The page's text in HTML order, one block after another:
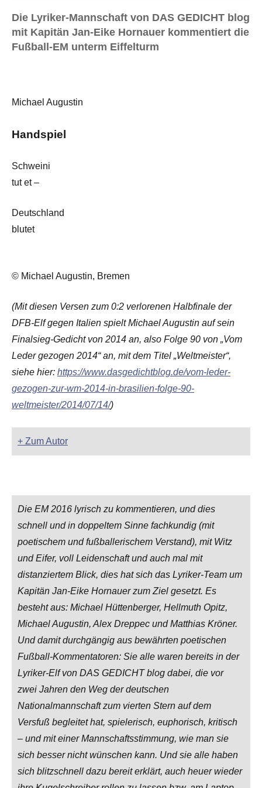
Die Lyriker-Mannschaft von DAS GEDICHT blog
mit Kapitän Jan-Eike Hornauer kommentiert die
Fußball-EM unterm Eiffelturm
Michael Augustin
Handspiel
Schweini
tut et –
Deutschland
blutet
© Michael Augustin, Bremen
(Mit diesen Versen zum 0:2 verlorenen Halbfinale der
DFB-Elf gegen Italien spielt Michael Augustin auf sein
Finalsieg-Gedicht von 2014 an, also Folge 90 von „Vom
Leder gezogen 2014“ an, mit dem Titel „Weltmeister“,
siehe hier: https://www.dasgedichtblog.de/vom-leder-
gezogen-zur-wm-2014-in-brasilien-folge-90-
weltmeister/2014/07/14/)
+ Zum Autor
Die EM 2016 lyrisch zu kommentieren, und dies
schnell und in doppeltem Sinne fachkundig (mit
poetischem und fußballerischem Verstand), mit Witz
und Eifer, voll Leidenschaft und auch mal mit
distanziertem Blick, dies hat sich das Lyriker-Team um
Kapitän Jan-Eike Hornauer zum Ziel gesetzt. Es
besteht aus: Michael Hüttenberger, Hellmuth Opitz,
Michael Augustin, Alex Dreppec und Matthias Kröner.
Und damit durchgängig aus bewährten poetischen
Fußball-Kommentatoren: Sie alle waren bereits in der
Lyriker-Elf von DAS GEDICHT blog dabei, die vor
zwei Jahren den Weg der deutschen
Nationalmannschaft zum vierten Stern auf dem
Versfuß begleitet hat, spielerisch, euphorisch, kritisch
– und mit einer Mannschaftsstimmung, wie man sie
sich besser nicht wünschen kann. Und sie alle haben
sich blitzschnell dazu bereit erklärt, auch heuer wieder